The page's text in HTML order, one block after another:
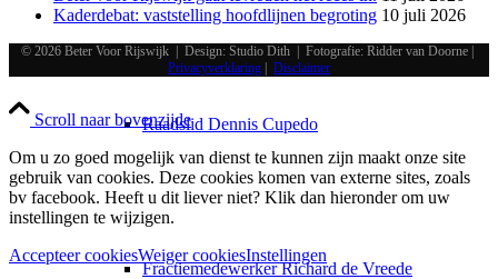
Raadslid Dennis Cupedo
Fractiemedewerker Richard de Vreede
Kaderdebat: vaststelling hoofdlijnen begroting 10 juli 2026
© 2026 Beter Voor Rijswijk | Design: Studio Dith | Fotografie: Ridder van Doorne |
Privacyverklaring
Disclaimer
Scroll naar bovenzijde
Om u zo goed mogelijk van dienst te kunnen zijn maakt onze site
gebruik van cookies. Deze cookies komen van externe sites, zoals
bv facebook. Heeft u dit liever niet? Klik dan hieronder om uw
instellingen te wijzigen.
Accepteer cookiesWeiger cookiesInstellingen